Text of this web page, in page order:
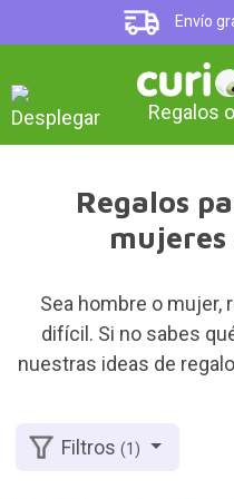
Envío
Regalos
Regalos
mujeres
Sea hombre o mujer,
difícil. Si no sabes
nuestras ideas de
Filtros(1)